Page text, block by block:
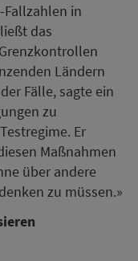
Fallzahlen in
das
Ländern
Fälle, sagte ein
zu
Er
Maßnahmen
über andere
zu müssen.»